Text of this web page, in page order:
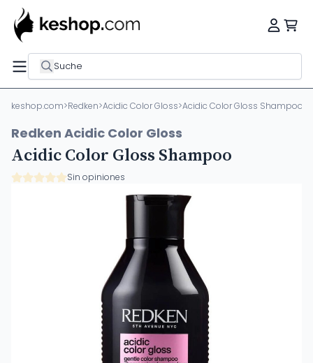
Suche
keshop.com>Redken>Acidic Color Gloss>Acidic Color Gloss Shampoo
Redken Acidic Color Gloss
Acidic Color Gloss Shampoo
Sin opiniones